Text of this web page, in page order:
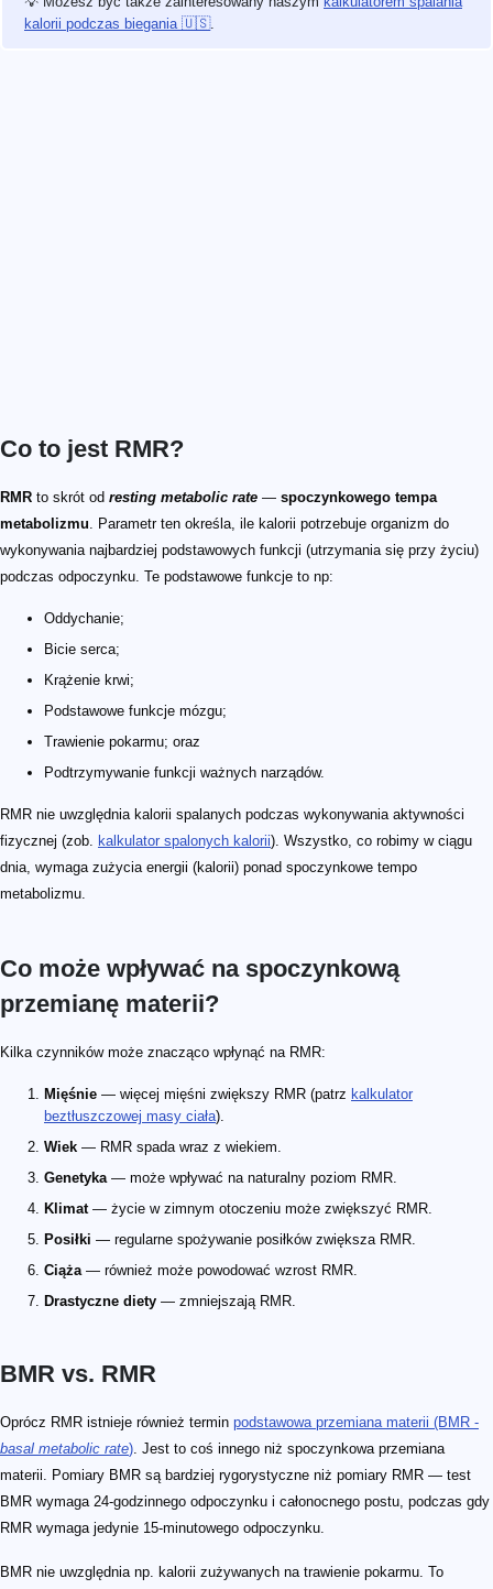
kalorii podczas biegania 🇺🇸.
Co to jest RMR?
RMR to skrót od resting metabolic rate — spoczynkowego tempa
metabolizmu. Parametr ten określa, ile kalorii potrzebuje organizm do
wykonywania najbardziej podstawowych funkcji (utrzymania się przy życiu)
podczas odpoczynku. Te podstawowe funkcje to np:
Oddychanie;
Bicie serca;
Krążenie krwi;
Podstawowe funkcje mózgu;
Trawienie pokarmu; oraz
Podtrzymywanie funkcji ważnych narządów.
RMR nie uwzględnia kalorii spalanych podczas wykonywania aktywności
fizycznej (zob. kalkulator spalonych kalorii). Wszystko, co robimy w ciągu
dnia, wymaga zużycia energii (kalorii) ponad spoczynkowe tempo
metabolizmu.
Co może wpływać na spoczynkową
przemianę materii?
Kilka czynników może znacząco wpłynąć na RMR:
Mięśnie — więcej mięśni zwiększy RMR (patrz kalkulator
beztłuszczowej masy ciała).
Wiek — RMR spada wraz z wiekiem.
Genetyka— może wpływać na naturalny poziom RMR.
Klimat— życie w zimnym otoczeniu może zwiększyć RMR.
Posiłki — regularne spożywanie posiłków zwiększa RMR.
Ciąża— również może powodować wzrost RMR.
Drastyczne diety — zmniejszają RMR.
BMR vs. RMR
Oprócz RMR istnieje również termin podstawowa przemiana materii (BMR -
basal metabolic rate). Jest to coś innego niż spoczynkowa przemiana
materii. Pomiary BMR są bardziej rygorystyczne niż pomiary RMR — test
BMR wymaga 24-godzinnego odpoczynku i całonocnego postu, podczas gdy
RMR wymaga jedynie 15-minutowego odpoczynku.
BMR nie uwzględnia np. kalorii zużywanych na trawienie pokarmu. To